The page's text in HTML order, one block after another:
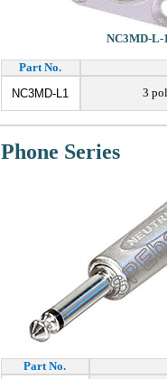
NC3MD-L-
Part No.
NC3MD-L1
3
Phone Series
Part No.